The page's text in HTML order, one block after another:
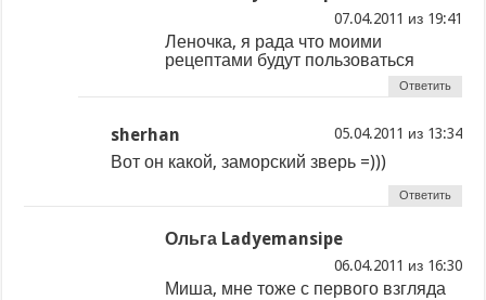
из
Леночка, я рада что моими
рецептами будут пользоваться
Ответить
sherhan из
Вот он какой, заморский зверь =)))
Ответить
Ольга Ladyemansipe
из
Миша, мне тоже с первого взгляда